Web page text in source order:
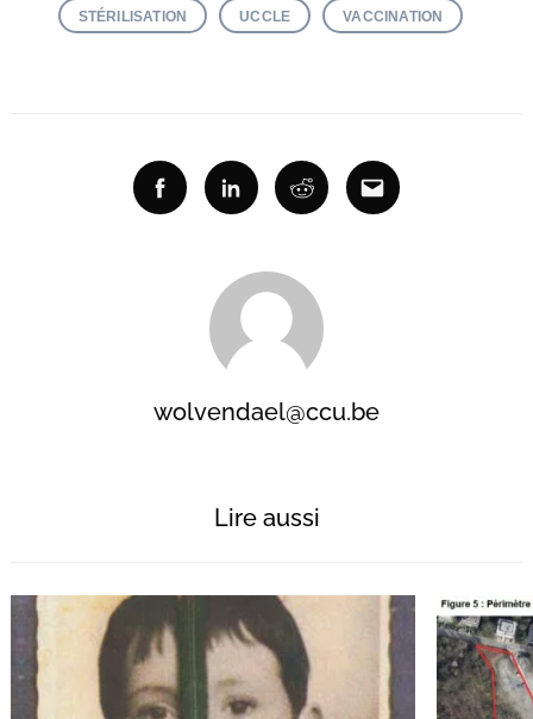
STÉRILISATION UCCLE VACCINATION
FacebookLinkedinRedditEmail
wolvendael@ccu.be
Lire aussi